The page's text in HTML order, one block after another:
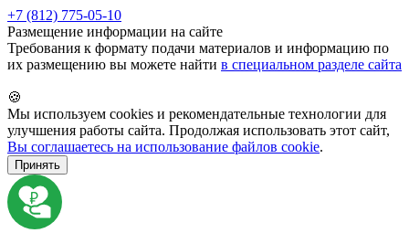
+7 (812) 775-05-10
Размещение информации на сайте
Требования к формату подачи материалов и информацию по
их размещению вы можете найти в специальном разделе сайта
🍪
Мы используем cookies и рекомендательные технологии для
улучшения работы сайта. Продолжая использовать этот сайт,
Вы соглашаетесь на использование файлов cookie.
Принять